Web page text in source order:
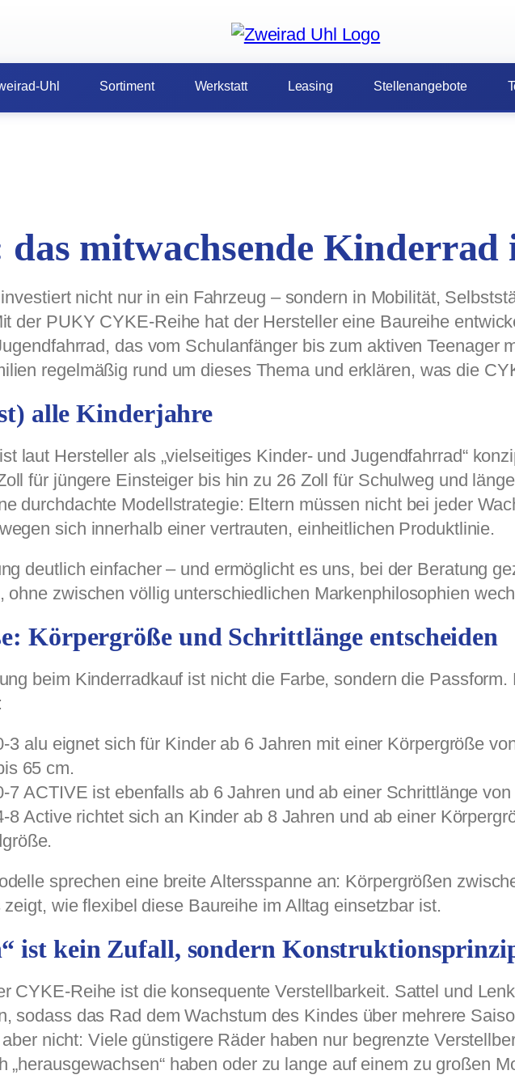
Uhl Sortiment Werkstatt Leasing Stellenangebote
mitwachsende
nicht nur in ein Fahrzeug – sondern in Mobilität,
der PUKY CYKE-Reihe hat der Hersteller eine Baureihe
das vom Schulanfänger bis zum aktiven Teenager
regelmäßig rund um dieses Thema und erklären, was die
alle Kinderjahre
laut Hersteller als „vielseitiges Kinder- und Jugendfahrrad“
für jüngere Einsteiger bis hin zu 26 Zoll für Schulweg und
durchdachte Modellstrategie: Eltern müssen nicht bei jeder
sich innerhalb einer vertrauten, einheitlichen Produktlinie.
deutlich einfacher – und ermöglicht es uns, bei der Beratung
ohne zwischen völlig unterschiedlichen Markenphilosophien
Körpergröße und Schrittlänge entscheiden
beim Kinderradkauf ist nicht die Farbe, sondern die
3 alu eignet sich für Kinder ab 6 Jahren mit einer Körpergröße
65 cm.
7 ACTIVE ist ebenfalls ab 6 Jahren und ab einer Schrittlänge
8 Active richtet sich an Kinder ab 8 Jahren und ab einer
sprechen eine breite Altersspanne an: Körpergrößen
wie flexibel diese Baureihe im Alltag einsetzbar ist.
ist kein Zufall, sondern
CYKE-Reihe ist die konsequente Verstellbarkeit. Sattel und
sodass das Rad dem Wachstum des Kindes über mehrere
nicht: Viele günstigere Räder haben nur begrenzte
„herausgewachsen“ haben oder zu lange auf einem zu großen